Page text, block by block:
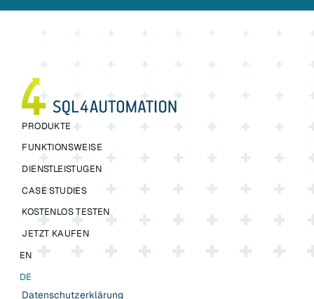
PRODUKTE
FUNKTIONSWEISE
DIENSTLEISTUGEN
CASE STUDIES
KOSTENLOS TESTEN
JETZT KAUFEN
EN
DE
Datenschutzerklärung